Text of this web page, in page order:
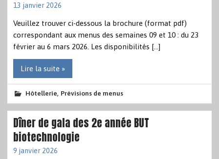
13 janvier 2026
Veuillez trouver ci-dessous la brochure (format pdf)
correspondant aux menus des semaines 09 et 10 : du 23
février au 6 mars 2026. Les disponibilités […]
Lire la suite »
Hôtellerie, Prévisions de menus
Dîner de gala des 2e année BUT
biotechnologie
9 janvier 2026